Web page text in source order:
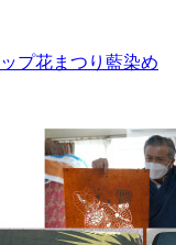
プ花まつり 藍染め